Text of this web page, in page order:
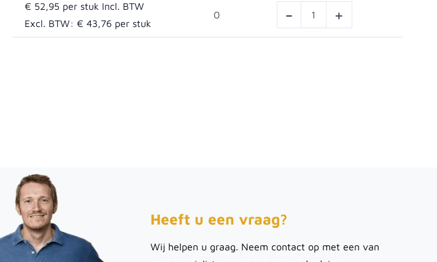
€ 52,95
Excl. BTW: € 43,76
0 - +
Heeft u een vraag?
Wij helpen u graag. Neem contact op met een van